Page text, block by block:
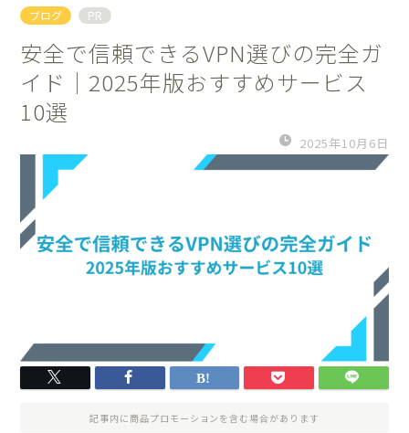
ブログ PR
安全で信頼できるVPN選びの完全ガ
イド｜2025年版おすすめサービス
10選
2025年10月6日
記事内に商品プロモーションを含む場合があります